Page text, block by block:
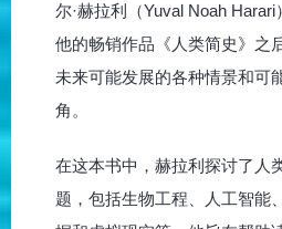
尔·赫拉利（Yuval Noah
他的畅销作品《人类简史》之
未来可能发展的各种情景和可
角。
在这本书中，赫拉利探讨了人
题，包括生物工程、人工智能